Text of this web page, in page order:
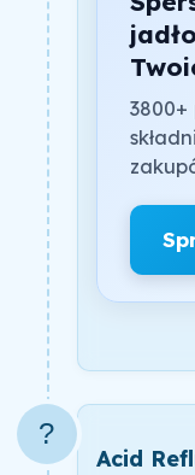
3800+
?
Acid